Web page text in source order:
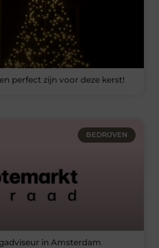
perfect zijn voor deze kerst!
BEDRIJVEN
in Amsterdam